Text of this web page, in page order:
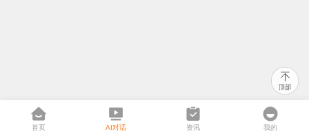
首页 AI对话 资讯 我的